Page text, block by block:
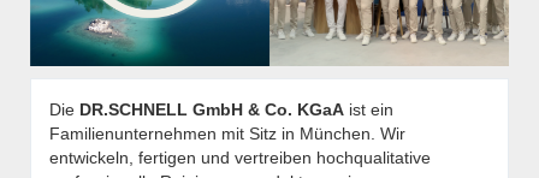
Die DR.SCHNELL GmbH & Co. KGaA ist ein
Familienunternehmen mit Sitz in München. Wir
entwickeln, fertigen und vertreiben hochqualitative